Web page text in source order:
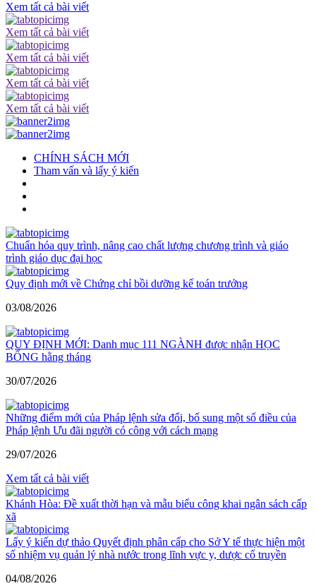
Xem tất cả bài viết
Xem tất cả bài viết
Xem tất cả bài viết
Xem tất cả bài viết
Xem tất cả bài viết
CHÍNH SÁCH MỚI
Tham vấn và lấy ý kiến
Chuẩn hóa quy trình, nâng cao chất lượng chương trình và giáo
trình giáo dục đại học
Quy định mới về Chứng chỉ bồi dưỡng kế toán trưởng
03/08/2026
QUY ĐỊNH MỚI: Danh mục 111 NGÀNH được nhận HỌC
BỔNG hằng tháng
30/07/2026
Những điểm mới của Pháp lệnh sửa đổi, bổ sung một số điều của
Pháp lệnh Ưu đãi người có công với cách mạng
29/07/2026
Xem tất cả bài viết
Khánh Hòa: Đề xuất thời hạn và mẫu biểu công khai ngân sách cấp
xã
Lấy ý kiến dự thảo Quyết định phân cấp cho Sở Y tế thực hiện một
số nhiệm vụ quản lý nhà nước trong lĩnh vực y, dược cổ truyền
04/08/2026